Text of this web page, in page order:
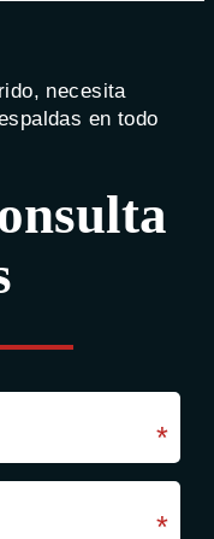
necesita
en todo